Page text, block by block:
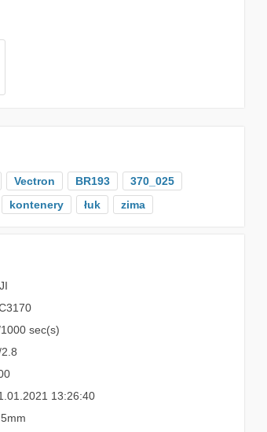
Vectron BR193
370_025
kontenery łuk zima
sec(s)
13:26:40